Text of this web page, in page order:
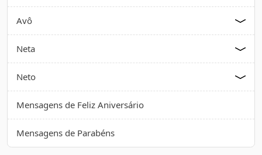
Avô
Neta
Neto
Mensagens de Feliz Aniversário
Mensagens de Parabéns